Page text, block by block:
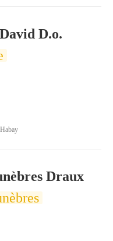
D.o.
Draux